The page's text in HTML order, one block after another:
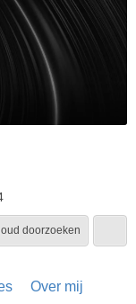
doorzoeken
Over mij